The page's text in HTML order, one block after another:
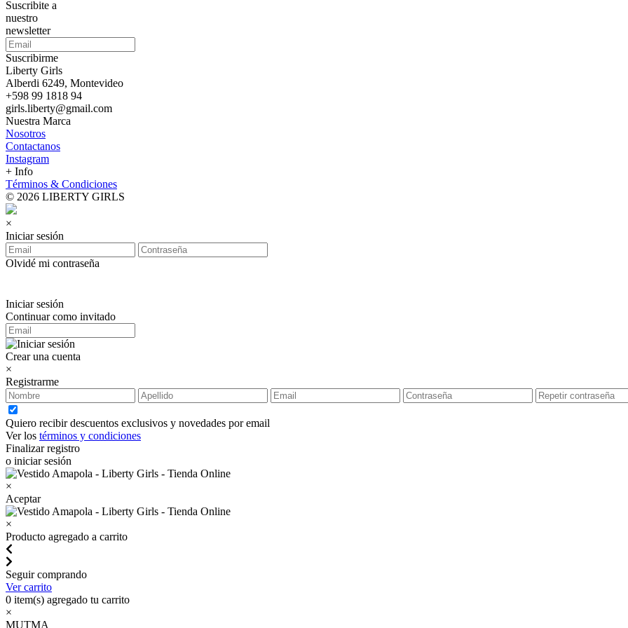
Suscribite a
nuestro
newsletter
Suscribirme
Liberty Girls
Alberdi 6249, Montevideo
+598 99 1818 94
girls.liberty@gmail.com
Nuestra Marca
Nosotros
Contactanos
Instagram
+ Info
Términos & Condiciones
© 2026 LIBERTY GIRLS
×
Iniciar sesión
Olvidé mi contraseña
Iniciar sesión
Continuar como invitado
Crear una cuenta
×
Registrarme
Quiero recibir descuentos exclusivos y novedades por email
Ver los términos y condiciones
Finalizar registro
o iniciar sesión
×
Aceptar
×
Producto agregado a carrito
Seguir comprando
Ver carrito
0 item(s) agregado tu carrito
×
MUTMA